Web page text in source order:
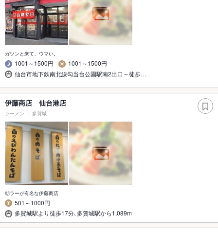
ガツンと来て、ウマい。
1001～1500円
1001～1500円
仙台市地下鉄南北線勾当台公園駅南2出口～徒歩…
伊藤商店 仙台港店
ラーメン 多賀城
朝ラーが有名な伊藤商店
501～1000円
多賀城駅より徒歩17分､多賀城駅から1,089m